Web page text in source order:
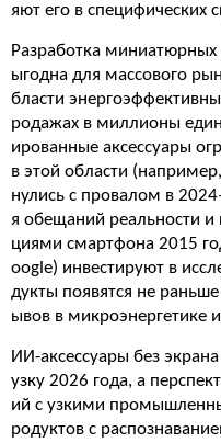
яют его в специфических
Разработка
ыгодна для массового
бласти
родажах в миллионы
ированные аксессуары
в этой области
нулись с провалом в
я обещаний реальности и
циями смартфона 2015
oogle) инвестируют в
дукты появятся не
ывов в микроэнергетике
ИИ-аксессуары без
узку 2026 года, а
ий с узкими
родуктов с